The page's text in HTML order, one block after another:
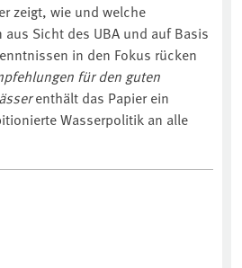
zeigt, wie und welche
Sicht des UBA und auf Basis
in den Fokus rücken
für den guten
enthält das Papier ein
Wasserpolitik an alle